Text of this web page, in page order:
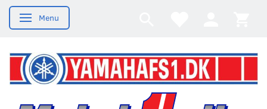
Skifte navigation
Menu